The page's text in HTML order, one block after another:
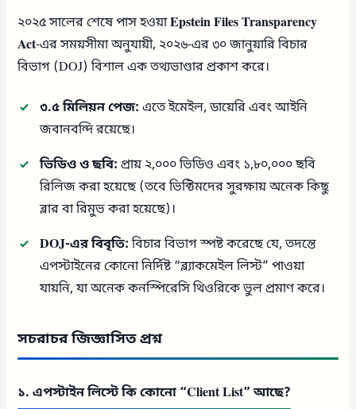
২০২৫ সালের শেষে পাস হওয়াEpstein Files Transparency
Act-এর সময়সীমা অনুযায়ী, ২০২৬-এর ৩০ জানুয়ারি বিচার
বিভাগ (DOJ) বিশাল এক তথ্যভাণ্ডার প্রকাশ করে।
৩.৫ মিলিয়ন পেজ: এতে ইমেইল, ডায়েরি এবং আইনি
জবানবন্দি রয়েছে।
ভিডিও ও ছবি: প্রায় ২,০০০ ভিডিও এবং ১,৮০,০০০ ছবি
রিলিজ করা হয়েছে (তবে ভিক্টিমদের সুরক্ষায় অনেক কিছু
ব্লার বা রিমুভ করা হয়েছে)।
DOJ-এর বিবৃতি:বিচার বিভাগ স্পষ্ট করেছে যে, তদন্তে
এপস্টাইনের কোনো নির্দিষ্ট “ব্ল্যাকমেইল লিস্ট” পাওয়া
যায়নি, যা অনেক কনস্পিরেসি থিওরিকে ভুল প্রমাণ করে।
সচরাচর জিজ্ঞাসিত প্রশ্ন
১. এপস্টাইন লিস্টে কি কোনো “Client List” আছে?